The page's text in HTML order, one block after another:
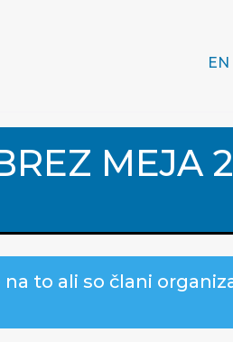
EN
MEJA
to ali so člani